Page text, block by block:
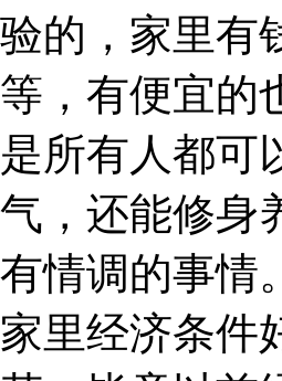
验的，家里有
等，有便宜的
是所有人都可
气，还能修身
有情调的事情
家里经济条件